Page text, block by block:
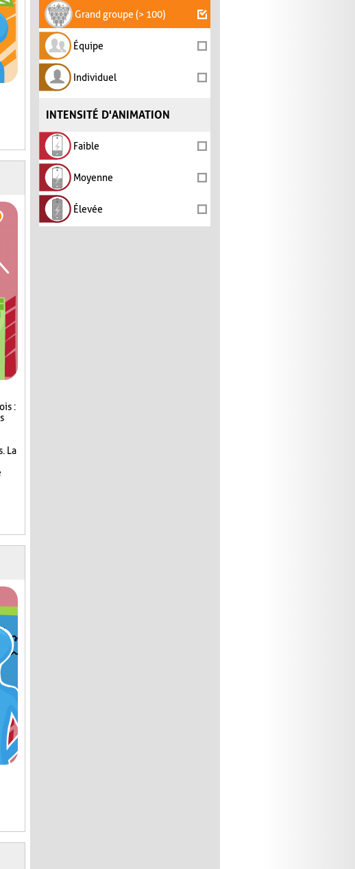
Grand groupe (> 100)
Équipe
Individuel
INTENSITÉ D'ANIMATION
Faible
Moyenne
Élevée
:
La